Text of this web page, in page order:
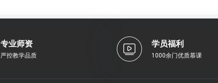
专业师资
严控教学品质
学员福利
1000余门优质慕课